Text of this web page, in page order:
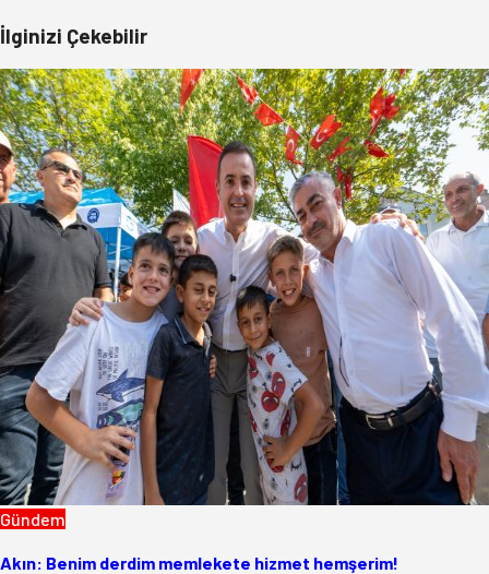
İlginizi Çekebilir
Gündem
Akın: Benim derdim memlekete hizmet hemşerim!